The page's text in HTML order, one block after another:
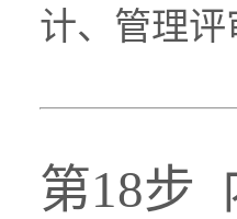
计、管理
第18步